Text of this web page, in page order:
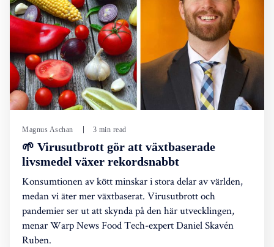
Magnus Aschan 3 min read
🌱 Virusutbrott gör att växtbaserade
livsmedel växer rekordsnabbt
Konsumtionen av kött minskar i stora delar av världen,
medan vi äter mer växtbaserat. Virusutbrott och
pandemier ser ut att skynda på den här utvecklingen,
menar Warp News Food Tech-expert Daniel Skavén
Ruben.